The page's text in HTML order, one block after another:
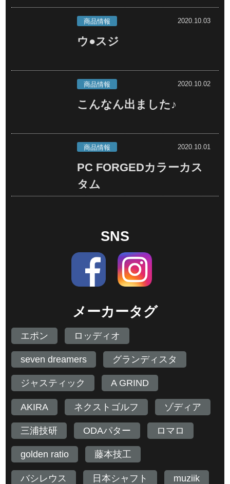
2020.10.03
商品情報
ウ●スジ
2020.10.02
商品情報
こんなん出ました♪
2020.10.01
商品情報
PC FORGEDカラーカス
タム
SNS
メーカータグ
エポン ロッディオ
seven dreamers グランディスタ
ジャスティック A GRIND
AKIRA ネクストゴルフ ゾディア
三浦技研 ODAパター ロマロ
golden ratio 藤本技工
バシレウス 日本シャフト muziik